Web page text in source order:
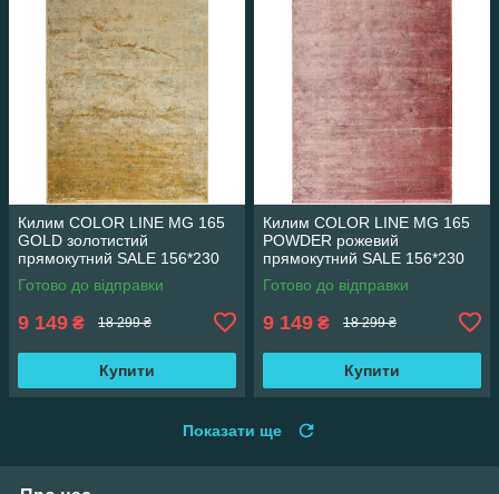
Килим COLOR LINE MG 165
GOLD золотистий
прямокутний SALE 156*230
см
Готово до відправки
9 149 ₴ 18 299 ₴
Купити
Килим COLOR LINE MG 165
POWDER рожевий
прямокутний SALE 156*230
см
Готово до відправки
9 149 ₴ 18 299 ₴
Купити
Показати ще